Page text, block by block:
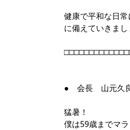
健康で平和な日
に備えていきまし
● 会長 山元久
猛暑！
僕は59歳までマラ